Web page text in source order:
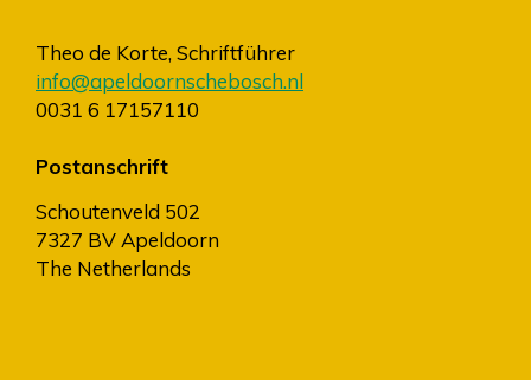
Theo de Korte, Schriftführer
info@apeldoornschebosch.nl
0031 6 17157110
Postanschrift
Schoutenveld 502
7327 BV Apeldoorn
The Netherlands